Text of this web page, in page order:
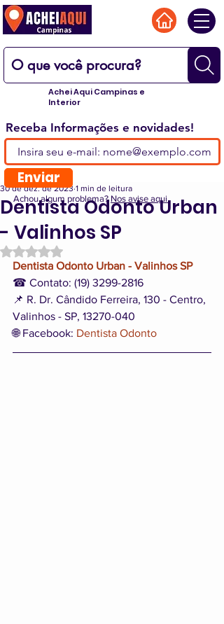
Achei Aqui Campinas e
Interior
Dentista Odonto Urban
- Valinhos SP
30 de dez. de 2023 1 min de leitura
Avaliado com NaN de 5 estrelas.
Dentista Odonto Urban - Valinhos SP
☎ Contato: (19) 3299-2816
📌 R. Dr. Cândido Ferreira, 130 - Centro,
Valinhos - SP, 13270-040
🌐 Facebook: Dentista Odonto
Receba Informações e novidades!
Enviar
Achou algum problema? Nos avise aqui.